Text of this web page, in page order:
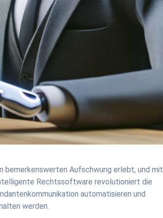
bemerkenswerten Aufschwung erlebt, und mit
Rechtssoftware revolutioniert die
automatisieren und
werden.